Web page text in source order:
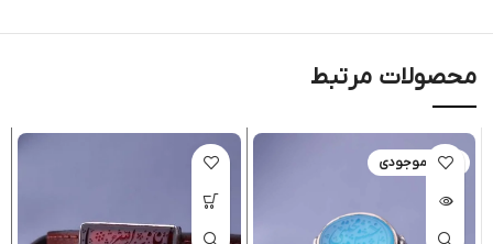
محصولات مرتبط
اتمام موجودی